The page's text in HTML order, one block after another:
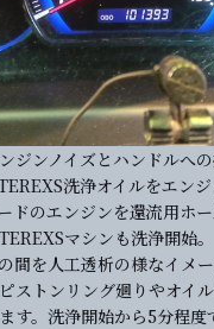
ジンノイズとハンドルへ
洗浄オイルをエンジ
ドのエンジンを還流用ホー
マシンも洗浄開始。
間を人工透析の様なイメ
ストンリング廻りやオイ
す。洗浄開始から5分程